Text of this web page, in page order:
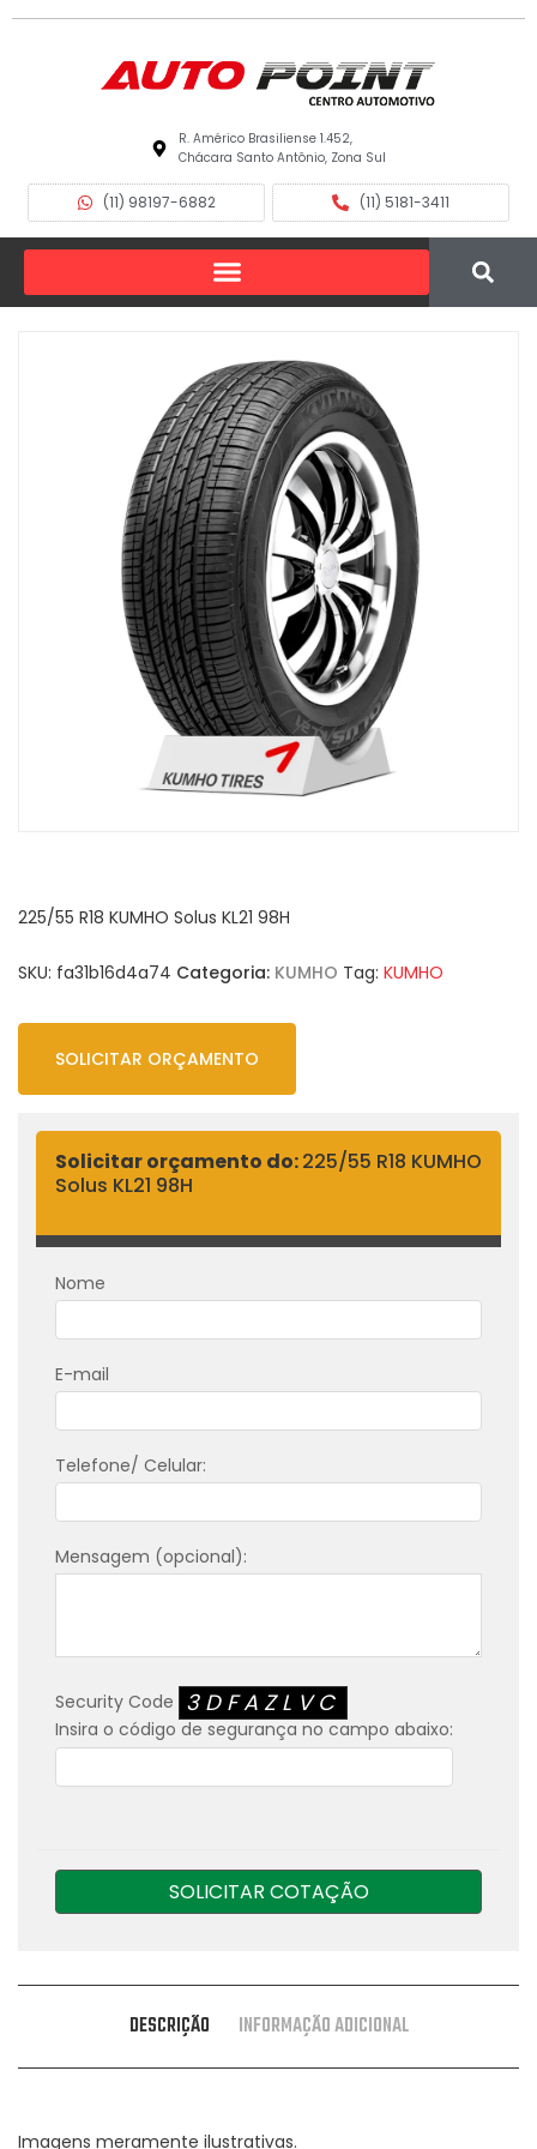
R. Américo Brasiliense 1.452,
Chácara Santo Antônio, Zona Sul
(11) 98197-6882 (11) 5181-3411
225/55 R18 KUMHO Solus KL21 98H
SKU: fa31b16d4a74 Categoria: KUMHO Tag: KUMHO
SOLICITAR ORÇAMENTO
Solicitar orçamento do:225/55 R18 KUMHO
Solus KL21 98H
Nome
E-mail
Telefone/ Celular:
Mensagem (opcional):
Security Code 3DFAZLVC
Insira o código de segurança no campo abaixo:
SOLICITAR COTAÇÃO
DESCRIÇÃO INFORMAÇÃO ADICIONAL
Imagens meramente ilustrativas.